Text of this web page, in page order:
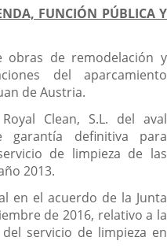
FUNCIÓN PÚBLICA Y
obras de remodelación y
del aparcamiento
de Austria.
Clean, S.L. del aval
garantía definitiva para
de limpieza de las
2013.
en el acuerdo de la Junta
de 2016, relativo a la
servicio de limpieza en